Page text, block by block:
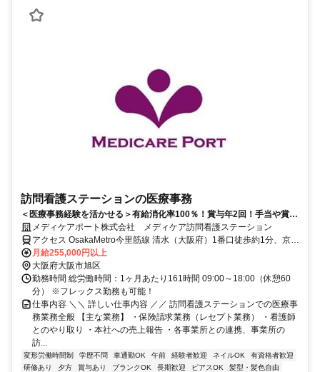
訪問看護ステーションの医療事務
＜医療事務経験を活かせる＞有給消化率100％！賞与年2回！手当や賞与
など充実した待遇あり！TVCM放映中！
メディケアポート株式会社 メディケア訪問看護ステーション
アクセス OsakaMetro今里筋線 清水（大阪府）1番口徒歩約1分、京阪
本線 千林東改札口徒歩約8分、京阪本線 滝井東口徒歩約11分
月給255,000円以上
大阪府大阪市旭区
勤務時間 総労働時間：1ヶ月あたり161時間 09:00～18:00（休憩60
分） ※フレックス勤務も可能！
仕事内容 ＼＼ 詳しい仕事内容 ／／ 訪問看護ステーションでの医療事
務業務全般 【主な業務】 ・保険請求業務（レセプト業務） ・看護師
とのやり取り ・本社への売上報告 ・各事業所との連携、事業所の
訪...
変形労働時間制 学歴不問 車通勤OK 午前 経験者歓迎 ネイルOK
有資格者歓迎
研修あり
夕方 賞与あり ブランクOK 長期歓迎 ピアスOK 髪型・髪色自由